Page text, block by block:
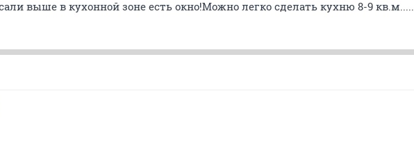
выше в кухонной зоне есть окно!Можно легко сделать кухню 8-9 кв.м.....